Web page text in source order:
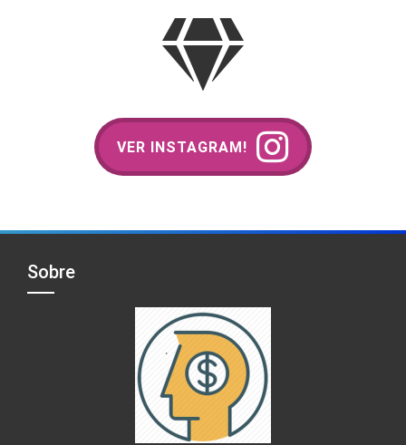
VER INSTAGRAM!
Sobre